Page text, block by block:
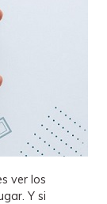
ver los
Y si